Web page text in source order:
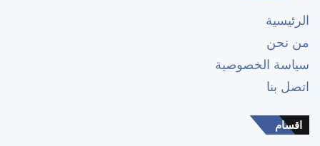
الرئيسية
من نحن
سياسة الخصوصية
اتصل بنا
اقسام